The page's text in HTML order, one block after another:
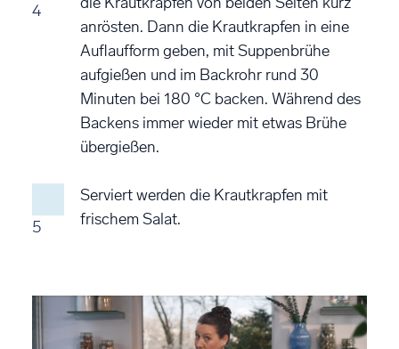
4
anrösten. Dann die Krautkrapfen in eine
Auflaufform geben, mit Suppenbrühe
aufgießen und im Backrohr rund 30
Minuten bei 180 °C backen. Während des
Backens immer wieder mit etwas Brühe
übergießen.
5
Serviert werden die Krautkrapfen mit
frischem Salat.